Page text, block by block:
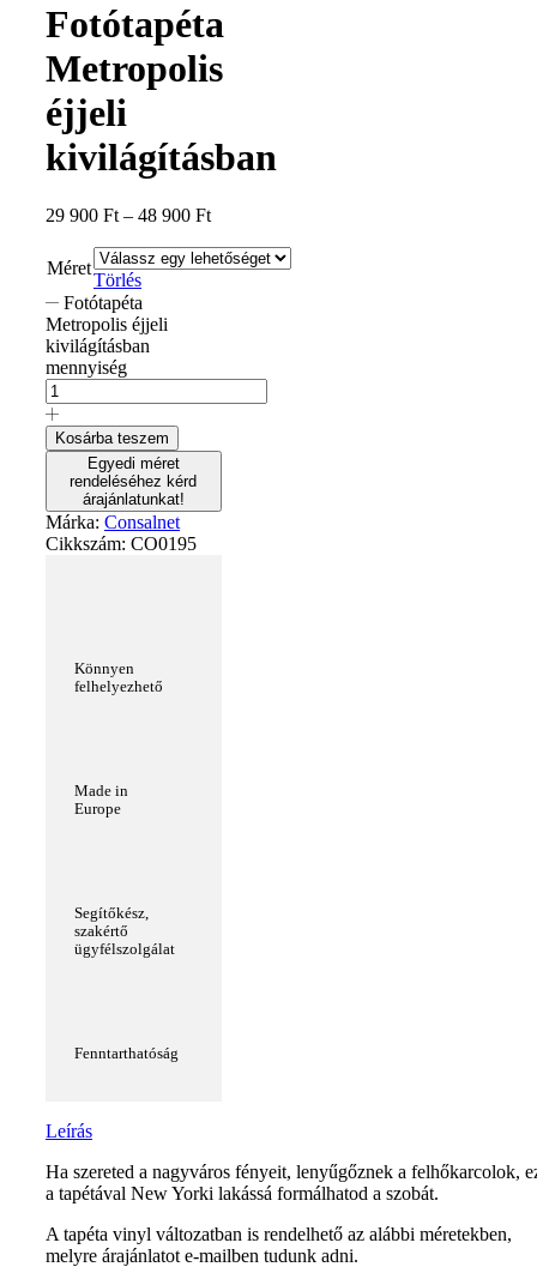
Fotótapéta
Metropolis
éjjeli
kivilágításban
29 900 Ft – 48 900 Ft
Méret
Törlés
Fotótapéta
Metropolis éjjeli
kivilágításban
mennyiség
Kosárba teszem
Egyedi méret
rendeléséhez kérd
árajánlatunkat!
Márka: Consalnet
Cikkszám: CO0195
Könnyen
felhelyezhető
Made in
Europe
Segítőkész,
szakértő
ügyfélszolgálat
Fenntarthatóság
Leírás
Ha szereted a nagyváros fényeit, lenyűgőznek a felhőkarcolok,
a tapétával New Yorki lakássá formálhatod a szobát.
A tapéta vinyl változatban is rendelhető az alábbi méretekben,
melyre árajánlatot e-mailben tudunk adni.